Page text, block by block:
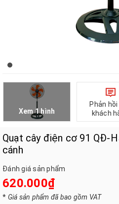
Xem 1 hình
Phản
khách
Quạt cây điện cơ 91 QĐ-
cánh
Đánh giá sản phẩm
620.000₫
* Giá sản phẩm đã bao gồm VAT